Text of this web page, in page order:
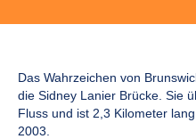
Das Wahrzeichen von
die Sidney Lanier Brücke. Sie
Fluss und ist 2,3 Kilometer
2003.